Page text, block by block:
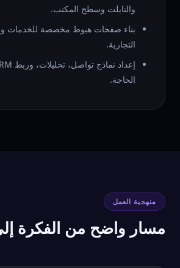
والتابلت وسطح المكتب.
بناء صفحات هبوط مخصصة للخدمات
التجارية.
الحاجة.
منهجية العمل
مسار واضح من الفكرة